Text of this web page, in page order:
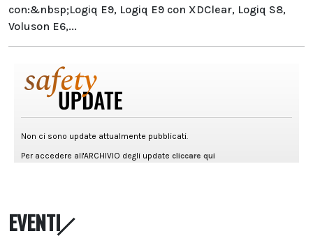
con:&nbsp;Logiq E9, Logiq E9 con XDClear, Logiq S8,
Voluson E6,...
EVENTI